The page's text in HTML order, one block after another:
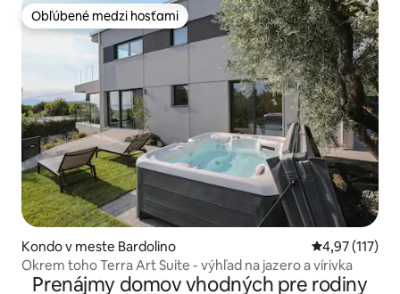
Obľúbené medzi hosťami
Obľúbené medzi hosťami
Kondo v meste Bardolino Priemerné
4,97 (117)
Okrem toho Terra Art Suite - výhľad na jazero a vírivka
Prenájmy domov vhodných pre rodiny